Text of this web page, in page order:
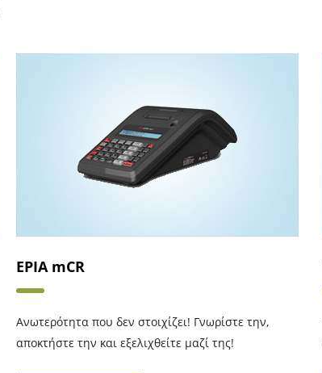
EPIA mCR
Ανωτερότητα που δεν στοιχίζει! Γνωρίστε την,
αποκτήστε την και εξελιχθείτε μαζί της!